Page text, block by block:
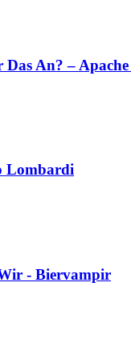
An? – Apache
Lombardi
- Biervampir